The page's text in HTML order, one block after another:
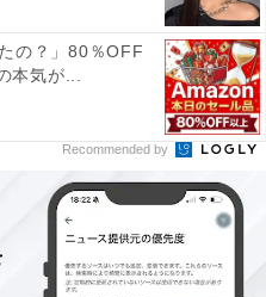
アバウトに入社後、SNSトレン
ライティングの経験を経て、の
バーに加入。現在は旅行・カル
編集を担当。東京都出身。居酒
...続きを読む
のランキング結果を見る
の？」80％OFF
本気が...
Recommended by